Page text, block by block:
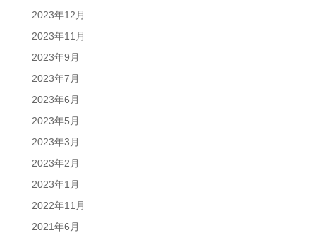
2023年12月
2023年11月
2023年9月
2023年7月
2023年6月
2023年5月
2023年3月
2023年2月
2023年1月
2022年11月
2021年6月